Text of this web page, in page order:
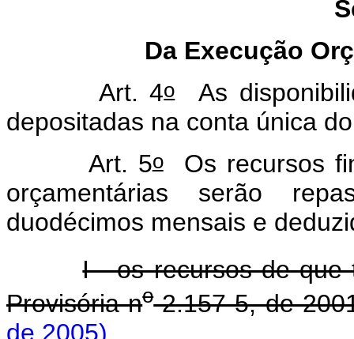
Da Execução
Art. 4o
As
depositadas na conta única
Art. 5o
Os recursos
orçamentárias serão
duodécimos mensais e
I - os recursos de
Provisória no2.157-5, de
de 2005)